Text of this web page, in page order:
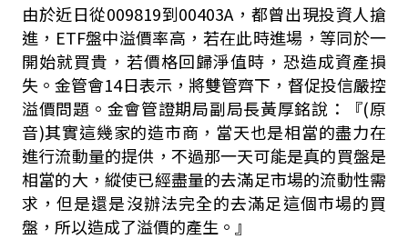
由於近日從009819到00403A ，都曾出現投資人搶
進， ETF盤中溢價率高，若在此時進場，等同於一
開始就買貴，若價格回歸淨值時，恐造成資產損
失。金管會14日表示，將雙管齊下，督促投信嚴控
溢價問題。金會管證期局副局長黃厚銘說：『(原
音)其實這幾家的造市商，當天也是相當的盡力在
進行流動量的提供，不過那一天可能是真的買盤是
相當的大，縱使已經盡量的去滿足市場的流動性需
求，但是還是沒辦法完全的去滿足這個市場的買
盤，所以造成了溢價的產生。』